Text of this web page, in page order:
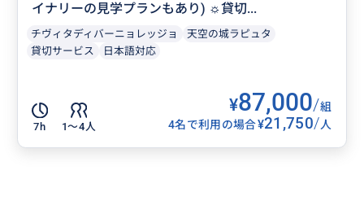
イナリーの見学プランもあり) ☼貸切...
チヴィタディバーニョレッジョ
天空の城ラピュタ
貸切サービス
日本語対応
7h 1〜4人
¥87,000/組
4名で利用の場合¥21,750/人